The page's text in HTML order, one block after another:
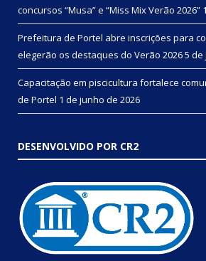
concursos “Musa” e “Miss Mix Verão 2026”
Prefeitura de Portel abre inscrições para
elegerão os destaques do Verão 20265 de
Capacitação em piscicultura fortalece
de Portel 1 de junho de 2026
DESENVOLVIDO POR CR2